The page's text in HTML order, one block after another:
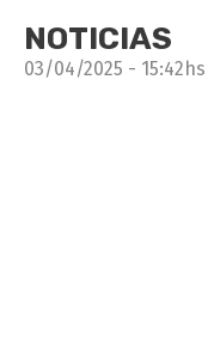
NOTICIAS
03/04/2025 - 15:42hs